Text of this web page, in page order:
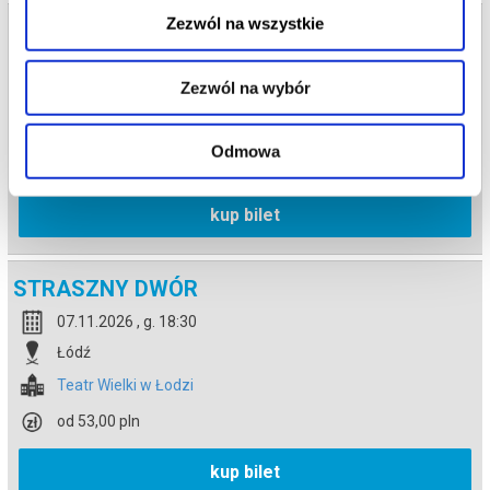
Zezwól na wszystkie
Zezwól na wybór
Odmowa
STRASZNY DWÓR
06.11.2026 , g. 18:30
Teatr Wielki w Łodzi
kup bilet
STRASZNY DWÓR
07.11.2026 , g. 18:30
Łódź
Teatr Wielki w Łodzi
od 53,00 pln
kup bilet